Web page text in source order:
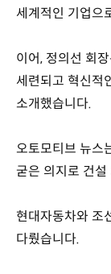
세계적인 기업으
이어, 정의선 회
세련되고 혁신적
소개했습니다.
오토모티브 뉴스
굳은 의지로 건
현대자동차와 조
다뤘습니다.